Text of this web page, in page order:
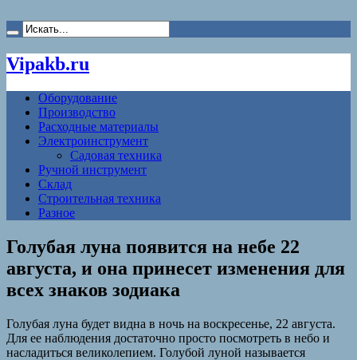
Vipakb.ru
Оборудование
Производство
Расходные материалы
Электроинструмент
Садовая техника
Ручной инструмент
Склад
Строительная техника
Разное
Голубая луна появится на небе 22
августа, и она принесет изменения для
всех знаков зодиака
Голубая луна будет видна в ночь на воскресенье, 22 августа.
Для ее наблюдения достаточно просто посмотреть в небо и
насладиться великолепием. Голубой луной называется